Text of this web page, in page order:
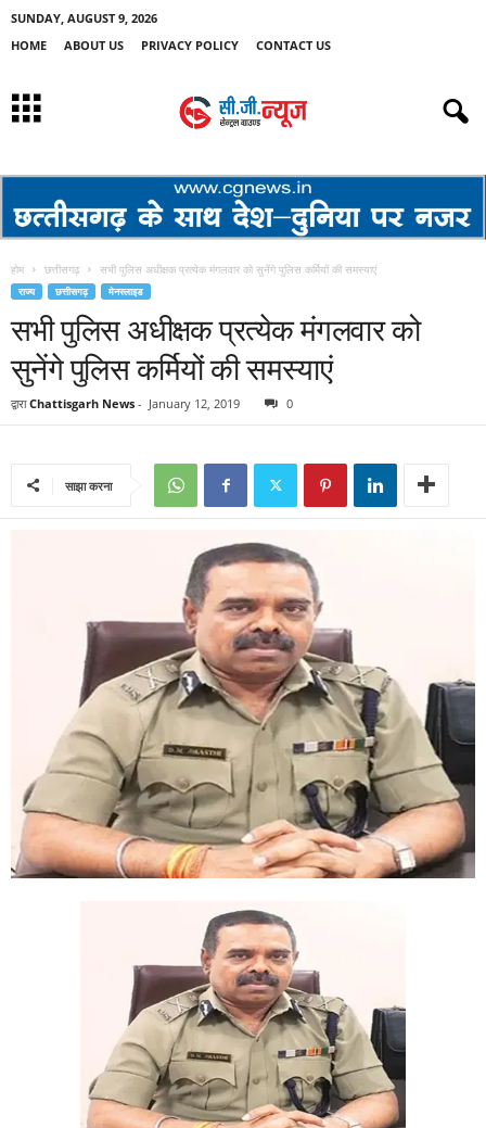
SUNDAY, AUGUST 9, 2026
HOME
ABOUT US PRIVACY POLICY CONTACT US
होम छत्तीसगढ़ सभी पुलिस अधीक्षक प्रत्येक मंगलवार को सुनेंगे पुलिस कर्मियों की समस्याएं
राज्य छत्तीसगढ़ मेनस्लाइड
सभी पुलिस अधीक्षक प्रत्येक मंगलवार को
सुनेंगे पुलिस कर्मियों की समस्याएं
द्वारा Chattisgarh News - January 12, 2019 0
साझा करना